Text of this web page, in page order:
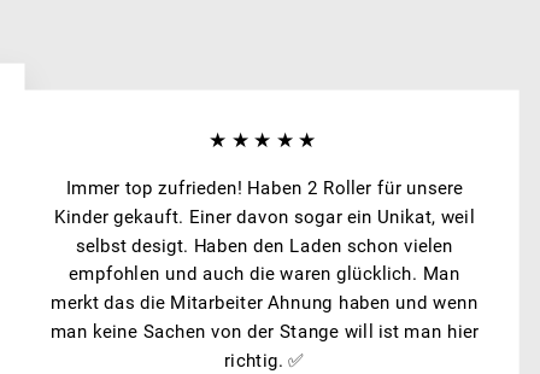
★★★★★
Immer top zufrieden! Haben 2 Roller für unsere
Kinder gekauft. Einer davon sogar ein Unikat, weil
selbst desigt. Haben den Laden schon vielen
empfohlen und auch die waren glücklich. Man
merkt das die Mitarbeiter Ahnung haben und wenn
man keine Sachen von der Stange will ist man hier
richtig. ✅